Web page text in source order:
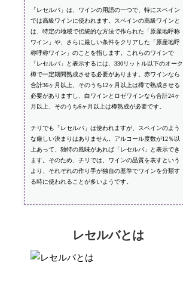
「レセルバ」は、ワインの用語の一つで、特にスペイン
では高級ワインに使われます。スペインの高級ワインと
は、特定の地域で伝統的な方法で作られた「原産地呼称
ワイン」や、さらに厳しい条件をクリアした「原産地呼
称呼称ワイン」のことを指します。これらのワインで
「レセルバ」と表示するには、330リットル以下のオーク
樽で一定期間熟成させる必要があります。赤ワインなら
合計36ヶ月以上、そのうち12ヶ月以上は樽で熟成させる
必要がありますし、白ワインとロゼワインなら合計24ヶ
月以上、そのうち6ヶ月以上は樽熟成が必要です。
チリでも「レセルバ」は使われますが、スペインのよう
な厳しい決まりはありません。アルコール度数が12％以
上あって、独特の風味があれば「レセルバ」と表示でき
ます。そのため、チリでは、ワインの品質を表すという
より、それぞれの作り手が独自の基準でワインを分類す
る時に使われることが多いようです。
レセルバとは